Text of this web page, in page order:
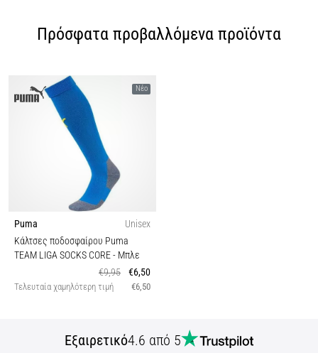
Πρόσφατα προβαλλόμενα προϊόντα
Νέο
Puma
Unisex
Κάλτσες ποδοσφαίρου Puma
TEAM LIGA SOCKS CORE- Μπλε
€9,95
€6,50
Τελευταία χαμηλότερη τιμή €6,50
Εξαιρετικό4.6 από 5